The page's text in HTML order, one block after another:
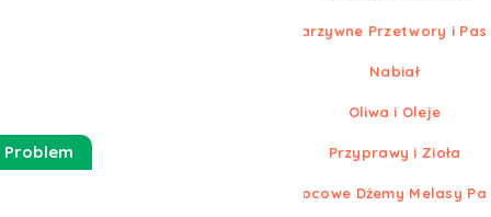
Warzywne Przetwory i
Nabiał
Oliwa i Oleje
Przyprawy i Zioła
Owocowe Dżemy Melasy
Problem